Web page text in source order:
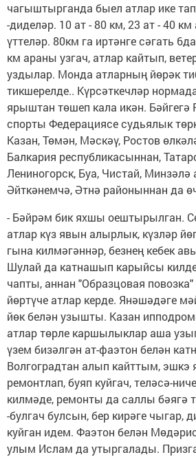
чагыштырганда быел атлар ике
-диделәр. 10 ат - 80 км, 23 ат - 40
үттеләр. 80км га иртәнге сәгать
км араны узгач, атлар кайтып,
уздылар. Монда атларның йөрәк
тикшерелде.. Күрсәткечләр
ярыштан төшеп кала икән. Бәйгегә
спорты Федерациясе судьялык
Казан, Төмән, Мәскәү, Ростов
Балкария республикасыннан,
Лениногорск, Буа, Чистай,
Әйткәнемчә, Әтнә районыннан да
- Бәйрәм бик яхшы оештырылган.
атлар күз явын алырлык, күзләр
гына килмәгәннәр, безнең кебек
Шулай да катнашып карыйсы
чапты, аннан "Образцовая повозка"
йөртүче атлар керде. Янәшәдәге
йөк белән узышты. Казан
атлар төрле каршылыклар аша
үзем бизәлгән ат-фаэтон белән
Волгоградтан алып кайттым, эшкэ
ремонтлап, буяп куйгач, теләсә-
килмәде, ремонты да саллы бәягә
-булгач булсын, бер кирәге чыгар,
куйган идем. Фаэтон белән
улым Ислам да утыргалады.